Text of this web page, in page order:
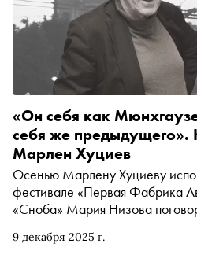
9 декабря 2025 г.
«Он себя как
себя же предыдущего».
Марлен Хуциев
Осенью Марлену Хуциеву
фестивале «Первая Фабрика
«Сноба» Мария Низова
несостоявшихся работах